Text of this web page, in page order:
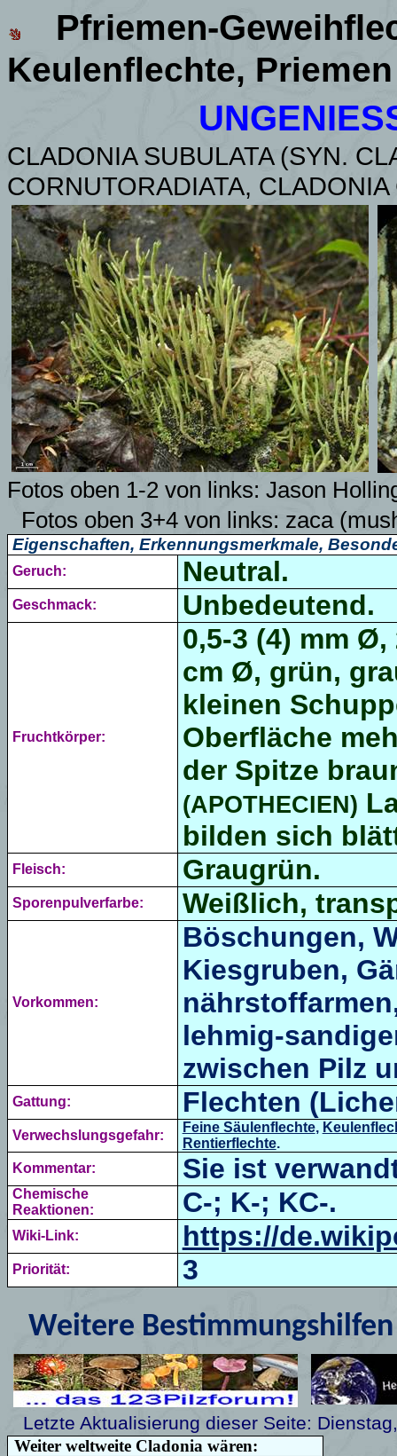
Pfriemen-
Keulenflechte,
CLADONIA SUBULATA (SYN.
CORNUTORADIATA,
Fotos oben 1-2 von links: Jason
Fotos oben 3+4 von links: zaca
Eigenschaften, Erkennungsmerkmale,
Geruch: Neutral.
Geschmack: Unbedeutend.
Fruchtkörper:
0,5-3 (4) mm Ø,
cm Ø, grün,
kleinen
Oberfläche
der Spitze
(APOTHECIEN)
bilden sich
Fleisch: Graugrün.
Sporenpulverfarbe: Weißlich,
Vorkommen:
Böschungen,
Kiesgruben,
lehmig-
zwischen Pilz
Gattung: Flechten
Verwechslungsgefahr:
Feine Säulenflechte,
Rentierflechte.
Kommentar:
Sie ist
Chemische
Reaktionen:
C-; K-; KC-.
Wiki-Link: https://
Priorität:
3
Weitere
Letzte Aktualisierung dieser Seite:
Weiter weltweite Cladonia wären: